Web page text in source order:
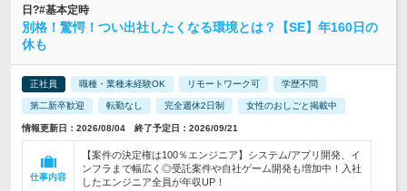
日?#基本定時
別格！驚愕！つい出社したくなる環境とは？【SE】年160日の
休も
正社員 職種・業種未経験OK リモートワーク可 学歴不問
第二新卒歓迎 転勤なし 完全週休2日制 女性のおしごと掲載中
情報更新日：2026/08/04 終了予定日：2026/09/21
仕事内容
【案件の決定権は100％エンジニア】システム/アプリ開発、イ
ンフラまで幅広く◎受託案件や自社ゲーム開発も増加中！入社
したエンジニア全員が年収UP！